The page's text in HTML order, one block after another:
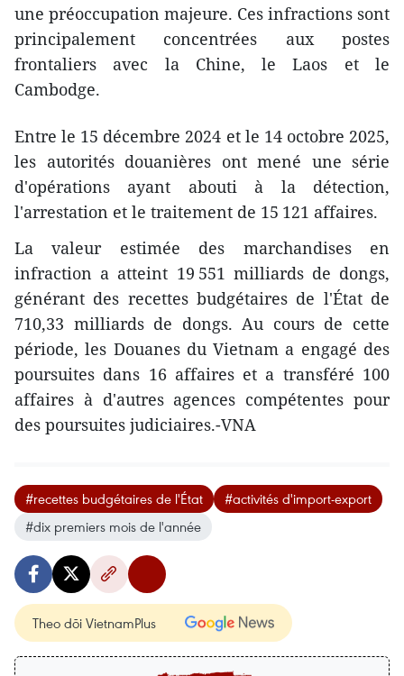
une préoccupation majeure. Ces infractions sont
principalement concentrées aux postes
frontaliers avec la Chine, le Laos et le
Cambodge.
Entre le 15 décembre 2024 et le 14 octobre 2025,
les autorités douanières ont mené une série
d'opérations ayant abouti à la détection,
l'arrestation et le traitement de 15 121 affaires.
La valeur estimée des marchandises en
infraction a atteint 19 551 milliards de dongs,
générant des recettes budgétaires de l'État de
710,33 milliards de dongs. Au cours de cette
période, les Douanes du Vietnam a engagé des
poursuites dans 16 affaires et a transféré 100
affaires à d'autres agences compétentes pour
des poursuites judiciaires.-VNA
#recettes budgétaires de l'État
#activités d'import-export
#dix premiers mois de l'année
Theo dõi VietnamPlus